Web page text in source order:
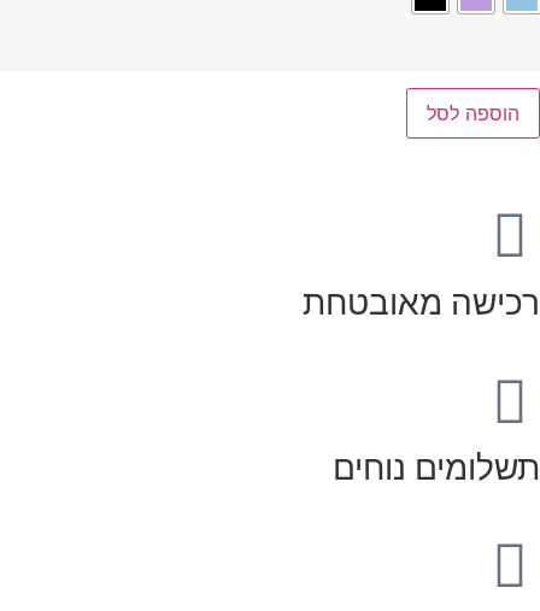
הוספה לסל
רכישה מאובטחת
תשלומים נוחים